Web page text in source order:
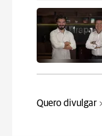
Quero divulgar